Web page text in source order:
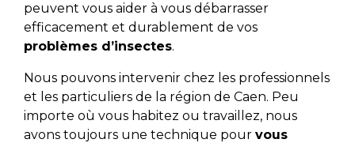
peuvent vous aider à vous débarrasser
efficacement et durablement de vos
problèmes d’insectes.
Nous pouvons intervenir chez les professionnels
et les particuliers de la région de Caen. Peu
importe où vous habitez ou travaillez, nous
avons toujours une technique pour vous